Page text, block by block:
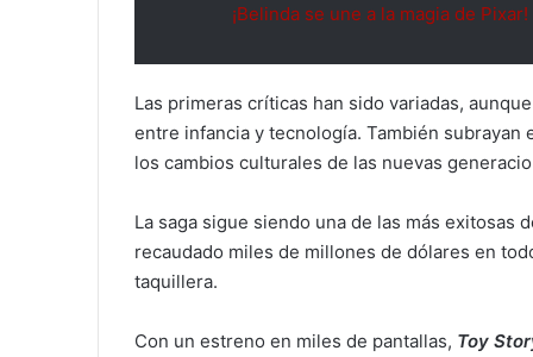
¡Belinda se une a la magia de
Las primeras críticas han sido variadas,
entre infancia y tecnología. También
los cambios culturales de las nuevas
La saga sigue siendo una de las más exitosas
recaudado miles de millones de dólares en
taquillera.
Con un estreno en miles de pantallas, Toy